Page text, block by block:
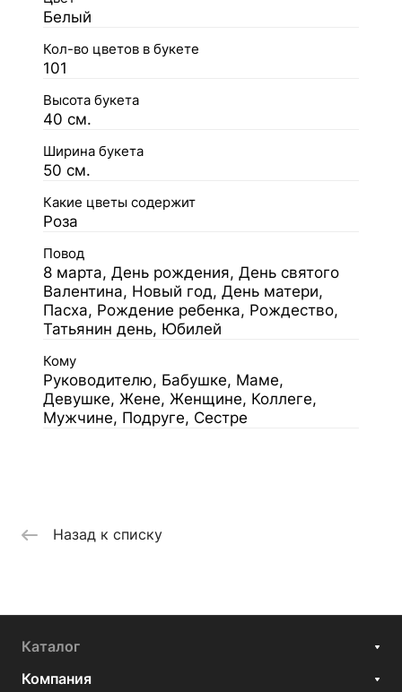
Белый
Кол-во цветов в букете
101
Высота букета
40 см.
Ширина букета
50 см.
Какие цветы содержит
Роза
Повод
8 марта, День рождения, День святого
Валентина, Новый год, День матери,
Пасха, Рождение ребенка, Рождество,
Татьянин день, Юбилей
Кому
Руководителю, Бабушке, Маме,
Девушке, Жене, Женщине, Коллеге,
Мужчине, Подруге, Сестре
Назад к списку
Каталог
Компания